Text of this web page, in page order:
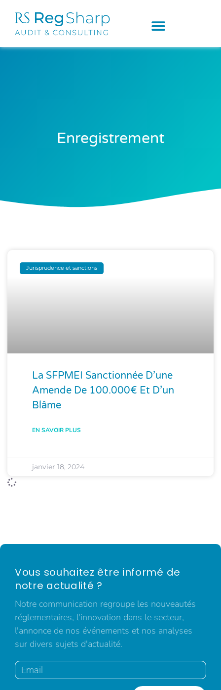
Enregistrement
Jurisprudence et sanctions
La SFPMEI Sanctionnée D’une
Amende De 100.000€ Et D’un
Blâme
EN SAVOIR PLUS
janvier 18, 2024
Vous souhaitez être informé de
notre actualité ?
Notre communication regroupe les nouveautés
réglementaires, l'innovation dans le secteur,
l'annonce de nos événements et nos analyses
sur divers sujets d'actualité.